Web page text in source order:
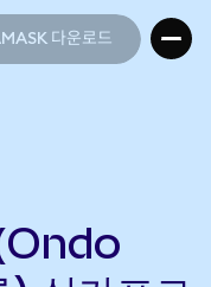
다운로드